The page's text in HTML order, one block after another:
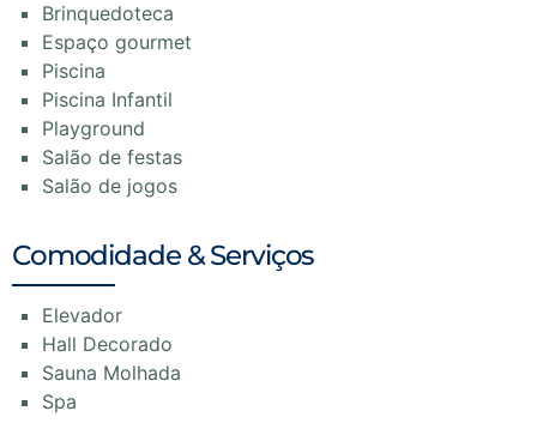
Brinquedoteca
Espaço gourmet
Piscina
Piscina Infantil
Playground
Salão de festas
Salão de jogos
Comodidade & Serviços
Elevador
Hall Decorado
Sauna Molhada
Spa